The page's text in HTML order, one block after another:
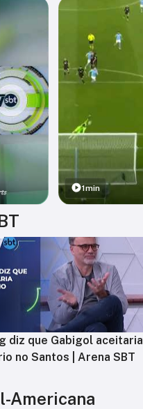
1min
diz que Gabigol aceitaria
no Santos | Arena SBT
Americana